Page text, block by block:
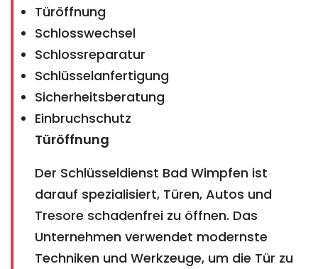
Türöffnung
Schlosswechsel
Schlossreparatur
Schlüsselanfertigung
Sicherheitsberatung
Einbruchschutz
Türöffnung
Der Schlüsseldienst Bad Wimpfen ist
darauf spezialisiert, Türen, Autos und
Tresore schadenfrei zu öffnen. Das
Unternehmen verwendet modernste
Techniken und Werkzeuge, um die Tür zu